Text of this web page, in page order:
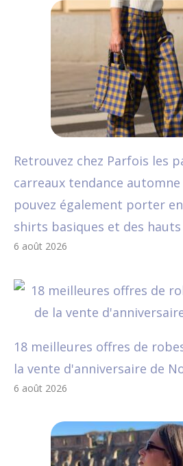
Retrouvez chez Parfois les
carreaux tendance automne
pouvez également porter
shirts basiques et des
6 août 2026
18 meilleures offres de
la vente d'anniversaire de
6 août 2026